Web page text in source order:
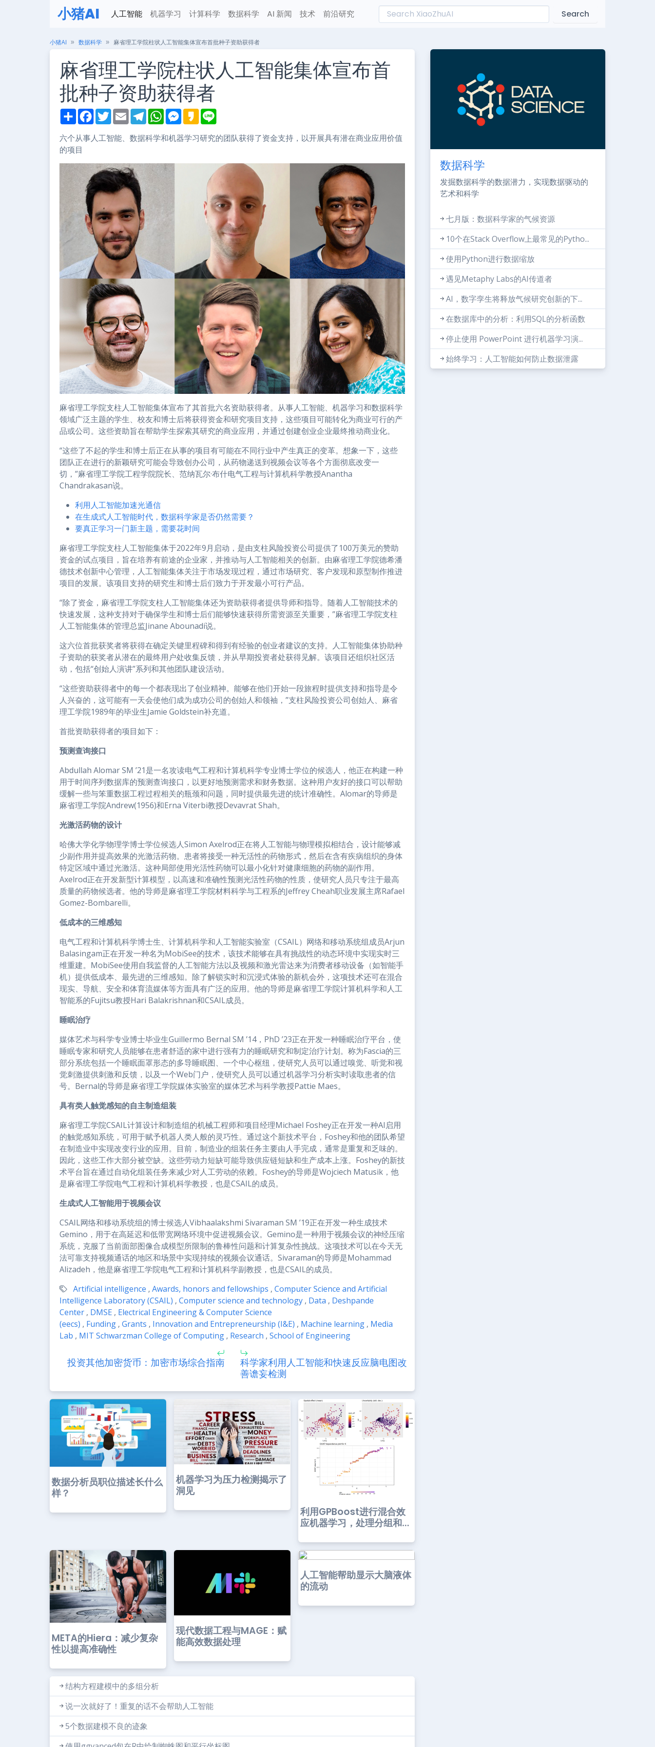
小猪AI 人工智能 机器学习 计算科学 数据科学 AI 新闻 技术 前沿研究 Search
小猪AI 数据科学 麻省理工学院柱状人工智能集体宣布首批种子资助获得者
麻省理工学院柱状人工智能集体宣布首
批种子资助获得者
S
h
r
e
F
a
e
b
k
T
w
t
t
E
m
i
l
T
e
e
g
W
h
t
s
M
e
s
e
K
a
a
o
e
六个从事人工智能、数据科学和机器学习研究的团队获得了资金支持，以开展具有潜在商业应用价值
的项目
麻省理工学院支柱人工智能集体宣布了其首批六名资助获得者。从事人工智能、机器学习和数据科学
领域广泛主题的学生、校友和博士后将获得资金和研究项目支持，这些项目可能转化为商业可行的产
品或公司。这些资助旨在帮助学生探索其研究的商业应用，并通过创建创业企业最终推动商业化。
“这些了不起的学生和博士后正在从事的项目有可能在不同行业中产生真正的变革。想象一下，这些
团队正在进行的新颖研究可能会导致创办公司，从药物递送到视频会议等各个方面彻底改变一
切，”麻省理工学院工程学院院长、范纳瓦尔·布什电气工程与计算机科学教授Anantha
Chandrakasan说。
利用人工智能加速光通信
在生成式人工智能时代，数据科学家是否仍然需要？
要真正学习一门新主题，需要花时间
麻省理工学院支柱人工智能集体于2022年9月启动，是由支柱风险投资公司提供了100万美元的赞助
资金的试点项目，旨在培养有前途的企业家，并推动与人工智能相关的创新。由麻省理工学院德希潘
德技术创新中心管理，人工智能集体关注于市场发现过程，通过市场研究、客户发现和原型制作推进
项目的发展。该项目支持的研究生和博士后们致力于开发最小可行产品。
“除了资金，麻省理工学院支柱人工智能集体还为资助获得者提供导师和指导。随着人工智能技术的
快速发展，这种支持对于确保学生和博士后们能够快速获得所需资源至关重要，”麻省理工学院支柱
人工智能集体的管理总监Jinane Abounadi说。
这六位首批获奖者将获得在确定关键里程碑和得到有经验的创业者建议的支持。人工智能集体协助种
子资助的获奖者从潜在的最终用户处收集反馈，并从早期投资者处获得见解。该项目还组织社区活
动，包括“创始人演讲”系列和其他团队建设活动。
“这些资助获得者中的每一个都表现出了创业精神。能够在他们开始一段旅程时提供支持和指导是令
人兴奋的，这可能有一天会使他们成为成功公司的创始人和领袖，”支柱风险投资公司创始人、麻省
理工学院1989年的毕业生Jamie Goldstein补充道。
首批资助获得者的项目如下：
预测查询接口
Abdullah Alomar SM ’21是一名攻读电气工程和计算机科学专业博士学位的候选人，他正在构建一种
用于时间序列数据库的预测查询接口，以更好地预测需求和财务数据。这种用户友好的接口可以帮助
缓解一些与笨重数据工程过程相关的瓶颈和问题，同时提供最先进的统计准确性。Alomar的导师是
麻省理工学院Andrew(1956)和Erna Viterbi教授Devavrat Shah。
光激活药物的设计
哈佛大学化学物理学博士学位候选人Simon Axelrod正在将人工智能与物理模拟相结合，设计能够减
少副作用并提高效果的光激活药物。患者将接受一种无活性的药物形式，然后在含有疾病组织的身体
特定区域中通过光激活。这种局部使用光活性药物可以最小化针对健康细胞的药物的副作用。
Axelrod正在开发新型计算模型，以高速和准确性预测光活性药物的性质，使研究人员只专注于最高
质量的药物候选者。他的导师是麻省理工学院材料科学与工程系的Jeffrey Cheah职业发展主席Rafael
Gomez-Bombarelli。
低成本的三维感知
电气工程和计算机科学博士生、计算机科学和人工智能实验室（CSAIL）网络和移动系统组成员Arjun
Balasingam正在开发一种名为MobiSee的技术，该技术能够在具有挑战性的动态环境中实现实时三
维重建。MobiSee使用自我监督的人工智能方法以及视频和激光雷达来为消费者移动设备（如智能手
机）提供低成本、最先进的三维感知。除了解锁实时和沉浸式体验的新机会外，这项技术还可在混合
现实、导航、安全和体育流媒体等方面具有广泛的应用。他的导师是麻省理工学院计算机科学和人工
智能系的Fujitsu教授Hari Balakrishnan和CSAIL成员。
睡眠治疗
媒体艺术与科学专业博士毕业生Guillermo Bernal SM ’14，PhD ’23正在开发一种睡眠治疗平台，使
睡眠专家和研究人员能够在患者舒适的家中进行强有力的睡眠研究和制定治疗计划。称为Fascia的三
部分系统包括一个睡眠面罩形态的多导睡眠图、一个中心枢纽，使研究人员可以通过嗅觉、听觉和视
觉刺激提供刺激和反馈，以及一个Web门户，使研究人员可以通过机器学习分析实时读取患者的信
号。Bernal的导师是麻省理工学院媒体实验室的媒体艺术与科学教授Pattie Maes。
具有类人触觉感知的自主制造组装
麻省理工学院CSAIL计算设计和制造组的机械工程师和项目经理Michael Foshey正在开发一种AI启用
的触觉感知系统，可用于赋予机器人类人般的灵巧性。通过这个新技术平台，Foshey和他的团队希望
在制造业中实现改变行业的应用。目前，制造业的组装任务主要由人手完成，通常是重复和乏味的。
因此，这些工作大部分被空缺。这些劳动力短缺可能导致供应链短缺和生产成本上涨。Foshey的新技
术平台旨在通过自动化组装任务来减少对人工劳动的依赖。Foshey的导师是Wojciech Matusik，他
是麻省理工学院电气工程和计算机科学教授，也是CSAIL的成员。
生成式人工智能用于视频会议
CSAIL网络和移动系统组的博士候选人Vibhaalakshmi Sivaraman SM ’19正在开发一种生成技术
Gemino，用于在高延迟和低带宽网络环境中促进视频会议。Gemino是一种用于视频会议的神经压缩
系统，克服了当前面部图像合成模型所限制的鲁棒性问题和计算复杂性挑战。这项技术可以在今天无
法可靠支持视频通话的地区和场景中实现持续的视频会议通话。Sivaraman的导师是Mohammad
Alizadeh，他是麻省理工学院电气工程和计算机科学副教授，也是CSAIL的成员。
Artificial intelligence , Awards, honors and fellowships , Computer Science and Artificial
Intelligence Laboratory (CSAIL) , Computer science and technology , Data , Deshpande
Center , DMSE , Electrical Engineering & Computer Science
(eecs) , Funding , Grants , Innovation and Entrepreneurship (I&E) , Machine learning , Media
Lab , MIT Schwarzman College of Computing , Research , School of Engineering
投资其他加密货币：加密市场综合指南
科学家利用人工智能和快速反应脑电图改
善谵妄检测
数据分析员职位描述长什么
样？
机器学习为压力检测揭示了
洞见
利用GPBoost进行混合效
应机器学习，处理分组和...
META的Hiera：减少复杂
性以提高准确性
现代数据工程与MAGE：赋
能高效数据处理
人工智能帮助显示大脑液体
的流动
结构方程建模中的多组分析
说一次就好了！重复的话不会帮助人工智能
5个数据建模不良的迹象
数据科学
发掘数据科学的数据潜力，实现数据驱动的
艺术和科学
七月版：数据科学家的气候资源
10个在Stack Overflow上最常见的Pytho...
使用Python进行数据缩放
遇见Metaphy Labs的AI传道者
AI，数字孪生将释放气候研究创新的下...
在数据库中的分析：利用SQL的分析函数
停止使用 PowerPoint 进行机器学习演...
始终学习：人工智能如何防止数据泄露